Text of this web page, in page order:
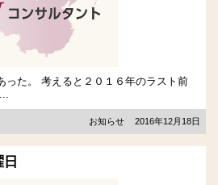
った。 考えると２０１６年のラスト前
お知らせ 2016年12月18日